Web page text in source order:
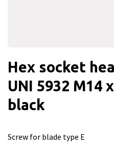
Hex socket
UNI 5932 M14
black
Screw for blade type E